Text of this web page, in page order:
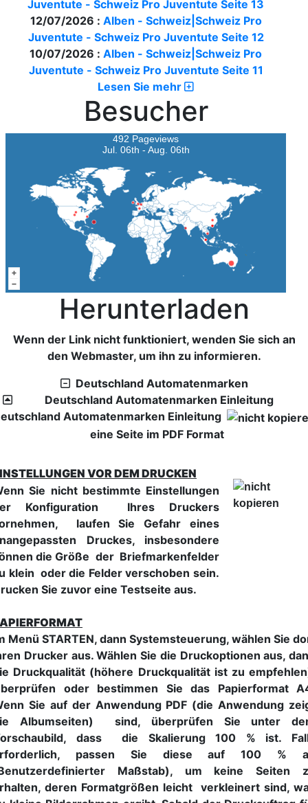
Juventute - Schweiz Pro Juventute Seite 13
12/07/2026 : Alben - Schweiz|Schweiz Pro
Juventute - Schweiz Pro Juventute Seite 12
10/07/2026 : Alben - Schweiz|Schweiz Pro
Juventute - Schweiz Pro Juventute Seite 11
Lesen Sie mehr
Besucher
492 Pageviews
Jul. 06th - Aug. 06th
Herunterladen
Wenn der Link nicht funktioniert, wenden Sie sich an
den Webmaster, um ihn zu informieren.
Deutschland Automatenmarken
Deutschland Automatenmarken Einleitung
Automatenmarken Einleitung
eine Seite im PDF Format
VOR DEM DRUCKEN
Sie nicht bestimmte Einstellungen
Konfiguration Ihres Druckers
laufen Sie Gefahr eines
Druckes, insbesondere
die Größe der Briefmarkenfelder
klein oder die Felder verschoben sein.
Sie zuvor eine Testseite aus.
Menü STARTEN, dann Systemsteuerung, wählen Sie
Drucker aus. Wählen Sie die Druckoptionen aus,
Druckqualität (höhere Druckqualität ist zu
oder bestimmen Sie das Papierformat
Sie auf der Anwendung PDF (die Anwendung
Albumseiten) sind, überprüfen Sie unter
dass die Skalierung 100 % ist.
passen Sie diese auf 100 %
Maßstab), um keine Seiten
deren Formatgrößen leicht verkleinert sind,